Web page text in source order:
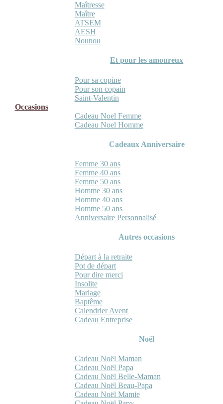
Maîtresse
Maître
ATSEM
AESH
Nounou
Et pour les amoureux
Pour sa copine
Pour son copain
Saint-Valentin
Occasions
Cadeau Noel Femme
Cadeau Noel Homme
Cadeaux Anniversaire
Femme 30 ans
Femme 40 ans
Femme 50 ans
Homme 30 ans
Homme 40 ans
Homme 50 ans
Anniversaire Personnalisé
Autres occasions
Départ à la retraite
Pot de départ
Pour dire merci
Insolite
Mariage
Baptême
Calendrier Avent
Cadeau Entreprise
Noël
Cadeau Noël Maman
Cadeau Noël Papa
Cadeau Noël Belle-Maman
Cadeau Noël Beau-Papa
Cadeau Noël Mamie